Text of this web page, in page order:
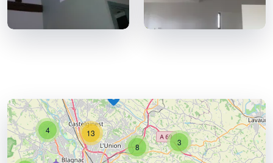
3
8
4 13